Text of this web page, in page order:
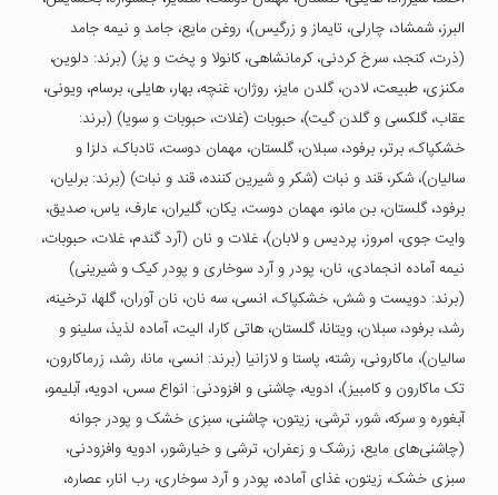
البرز، شمشاد، چارلی، تایماز و زرگیس)، روغن مایع، جامد و نیمه جامد
(ذرت، کنجد، سرخ کردنی، کرمانشاهی، کانولا و پخت و پز) (برند: دلوین،
مکنزی، طبیعت، لادن، گلدن مایز، روژان، غنچه، بهار، هایلی، برسام، ویونی،
عقاب، گلکسی و گلدن گیت)، حبوبات (غلات، حبوبات و سویا) (برند:
خشکپاک، برتر، برفود، سبلان، گلستان، مهمان دوست، تادباک، دلزا و
سالیان)، شکر، قند و نبات (شکر و شیرین کننده، قند و نبات) (برند: برلیان،
برفود، گلستان، بن مانو، مهمان دوست، یکان، گلیران، عارف، یاس، صدیق،
وایت جوی، امروز، پردیس و لابان)، غلات و نان (آرد گندم، غلات، حبوبات،
نیمه آماده انجمادی، نان، پودر و آرد سوخاری و پودر کیک و شیرینی)
(برند: دویست و شش، خشکپاک، انسی، سه نان، نان آوران، گلها، ترخینه،
رشد، برفود، سبلان، ویتانا، گلستان، هاتی کارا، الیت، آماده لذیذ، سلینو و
سالیان)، ماکارونی، رشته، پاستا و لازانیا (برند: انسی، مانا، رشد، زرماکارون،
تک ماکارون و کامبیز)، ادویه، چاشنی و افزودنی: انواع سس، ادویه، آبلیمو،
آبغوره و سرکه، شور، ترشی، زیتون، چاشنی، سبزی خشک و پودر جوانه
(چاشنی‌های مایع، زرشک و زعفران، ترشی و خیارشور، ادویه وافزودنی،
سبزی خشک، زیتون، غذای آماده، پودر و آرد سوخاری، رب انار، عصاره،